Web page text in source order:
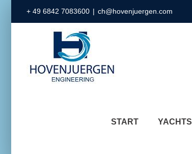
Inhalt
+ 49 6842 7083600 | ch@hovenjuergen.com
START YACHTS